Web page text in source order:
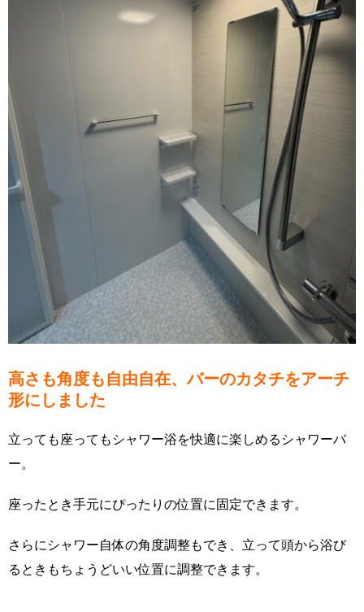
高さも角度も自由自在、バーのカタチをアーチ
形にしました
立っても座ってもシャワー浴を快適に楽しめるシャワーバ
ー。
座ったとき手元にぴったりの位置に固定できます。
さらにシャワー自体の角度調整もでき、立って頭から浴び
るときもちょうどいい位置に調整できます。